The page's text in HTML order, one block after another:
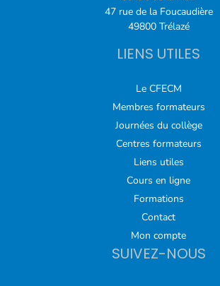
47 rue de la Foucaudière
49800 Trélazé
LIENS UTILES
Le CFECM
Membres formateurs
Journées du collège
Centres formateurs
Liens utiles
Cours en ligne
Formations
Contact
Mon compte
SUIVEZ-NOUS